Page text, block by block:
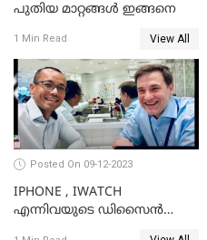
പുതിയ മാറ്റങ്ങൾ ഇങ്ങനെ
1 Min Read View All
Posted On 09-12-2023
IPHONE , IWATCH
എന്നിവയുടെ ഡിസൈന്‍